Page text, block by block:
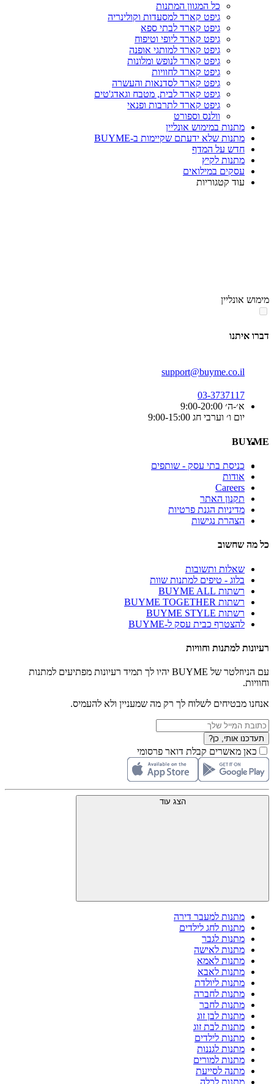
כל המגוון המתנות
גיפט קארד למסעדות וקולינריה
גיפט קארד לבתי ספא
גיפט קארד ליופי וטיפוח
גיפט קארד למותגי אופנה
גיפט קארד לנופש ומלונות
גיפט קארד לחוויות
גיפט קארד לסדנאות והעשרה
גיפט קארד לבית, מטבח וגאדג'טים
גיפט קארד לתרבות ופנאי
וולנס וספורט
מתנות במימוש אונליין
מתנות שלא ידעתם שקיימות ב-BUYME
חדש על המדף
מתנות לקיץ
עסקים במילואים
עוד קטגוריות
אזור
מימוש אונליין
דברו איתנו
support@buyme.co.il
03-3737117
א׳-ה׳ 9:00-20:00
יום ו׳ וערבי חג 9:00-15:00
BUYME
כניסת בתי עסק - שותפים
אודות
Careers
תקנון האתר
מדיניות הגנת פרטיות
הצהרת נגישות
כל מה שחשוב
שאלות ותשובות
בלוג - טיפים למתנות שוות
רשתות BUYME ALL
רשתות BUYME TOGETHER
רשתות BUYME STYLE
להצטרף כבית עסק ל-BUYME
רעיונות למתנות וחוויות
עם הניוזלטר של BUYME יהיו לך תמיד רעיונות מפתיעים למתנות
וחוויות.
אנחנו מבטיחים לשלוח לך רק מה שמעניין ולא להעמיס.
תעדכנו אותי, כן?
כאן מאשרים קבלת דואר פרסומי
הצג עוד
מתנות למעבר דירה
מתנות לחג לילדים
מתנות לגבר
מתנות לאישה
מתנות לאמא
מתנות לאבא
מתנות ליולדת
מתנות לחברה
מתנות לחבר
מתנות לבן זוג
מתנות לבת זוג
מתנות לילדים
מתנות לגננות
מתנות למורים
מתנה לסייעת
מתנות לכלה